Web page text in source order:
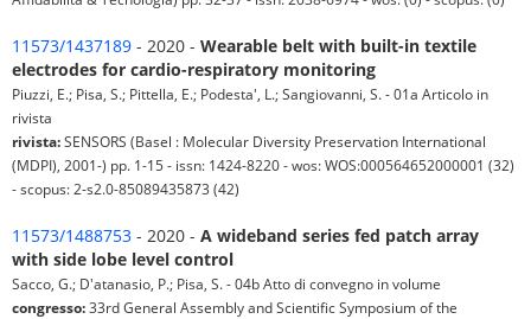
11573/1437189 - 2020 - Wearable belt with built-in textile
electrodes for cardio-respiratory monitoring
Piuzzi, E.; Pisa, S.; Pittella, E.; Podesta', L.; Sangiovanni, S. - 01a Articolo in
rivista
rivista:SENSORS (Basel : Molecular Diversity Preservation International
(MDPI), 2001-) pp. 1-15 - issn: 1424-8220 - wos: WOS:000564652000001 (32)
- scopus: 2-s2.0-85089435873 (42)
11573/1488753 - 2020 - A wideband series fed patch array
with side lobe level control
Sacco, G.; D'atanasio, P.; Pisa, S. - 04b Atto di convegno in volume
congresso:33rd General Assembly and Scientific Symposium of the